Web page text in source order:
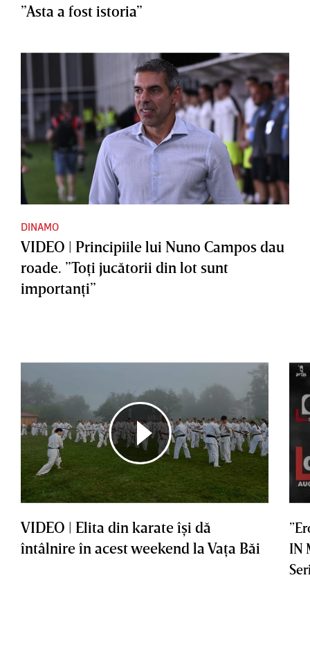
”Asta a fost istoria”
DINAMO
VIDEO | Principiile lui Nuno Campos dau
roade. ”Toţi jucătorii din lot sunt
importanţi”
VIDEO | Elita din karate îşi dă
întâlnire în acest weekend la Vaţa Băi
IN